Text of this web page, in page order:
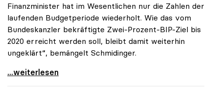
Finanzminister hat im Wesentlichen nur die Zahlen der
laufenden Budgetperiode wiederholt. Wie das vom
Bundeskanzler bekräftigte Zwei-Prozent-BIP-Ziel bis
2020 erreicht werden soll, bleibt damit weiterhin
ungeklärt“, bemängelt Schmidinger.
uniko zu Budgetrede: „Längerfristige Perspektive
...weiterlesen